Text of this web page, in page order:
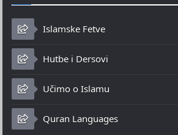
Islamske Fetve
Hutbe i Dersovi
Učimo o Islamu
Quran Languages